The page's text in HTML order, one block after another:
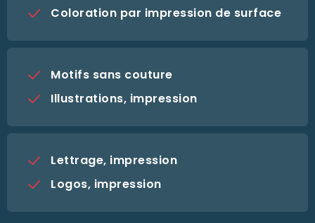
Coloration par impression de surface
Motifs sans couture
Illustrations, impression
Lettrage, impression
Logos, impression